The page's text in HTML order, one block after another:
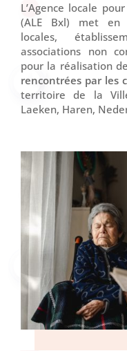
L’Agence locale
(ALE Bxl) met en
locales,
associations non
pour la réalisation
rencontrées par les
territoire de la
Laeken, Haren,